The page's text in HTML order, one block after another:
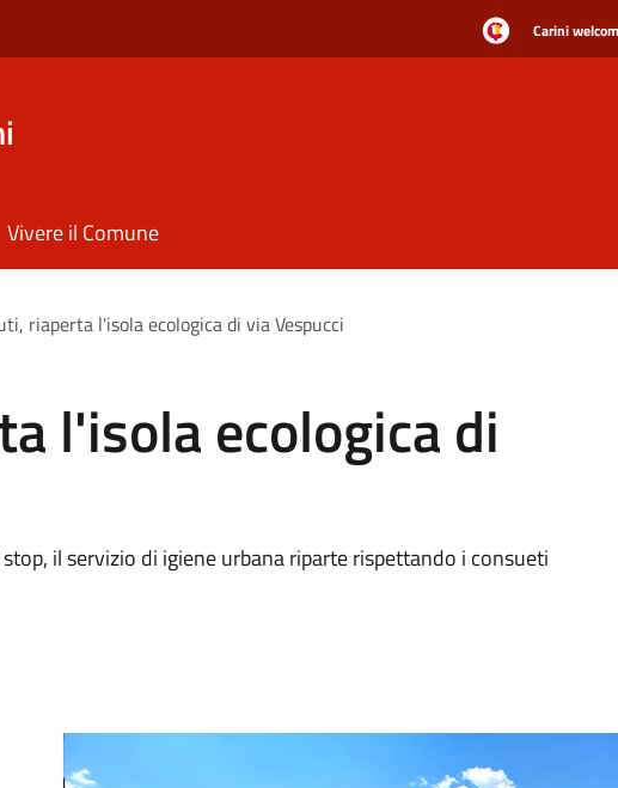
Carini
Vivere il Comune
riaperta l'isola ecologica di via Vespucci
l'isola ecologica di
il servizio di igiene urbana riparte rispettando i consueti